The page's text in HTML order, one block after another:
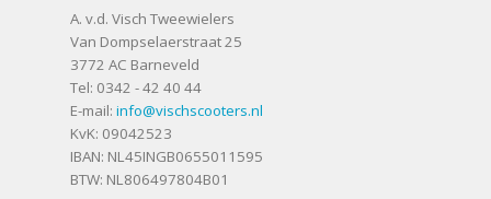
A. v.d. Visch Tweewielers
Van Dompselaerstraat 25
3772 AC Barneveld
Tel: 0342 - 42 40 44
E-mail: info@vischscooters.nl
KvK: 09042523
IBAN: NL45INGB0655011595
BTW: NL806497804B01